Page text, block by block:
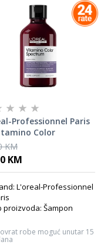
Professionnel Paris
Color
šampon za
žutih tonova
300 ml
KM
KM
L'oreal-Professionnel
proizvoda: Šampon
robe moguć unutar 15